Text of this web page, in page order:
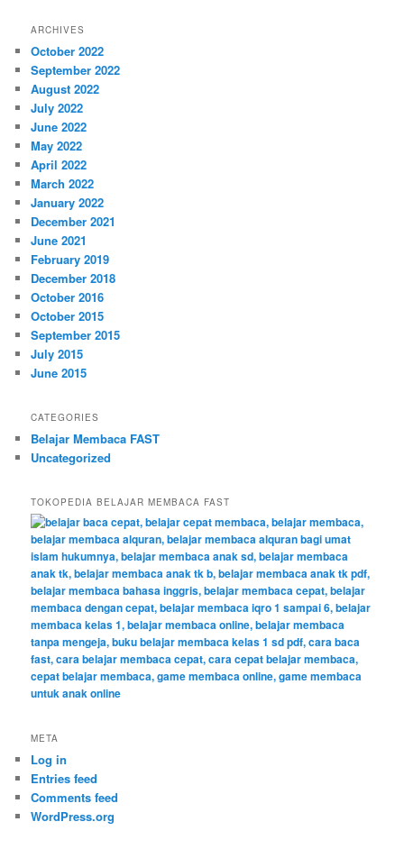
ARCHIVES
October 2022
September 2022
August 2022
July 2022
June 2022
May 2022
April 2022
March 2022
January 2022
December 2021
June 2021
February 2019
December 2018
October 2016
October 2015
September 2015
July 2015
June 2015
CATEGORIES
Belajar Membaca FAST
Uncategorized
TOKOPEDIA BELAJAR MEMBACA FAST
META
Log in
Entries feed
Comments feed
WordPress.org